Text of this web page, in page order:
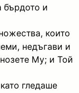
бърдото и
които
недъгави и
Му; и Той
гледаше